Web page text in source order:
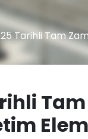
Tarihli Tam